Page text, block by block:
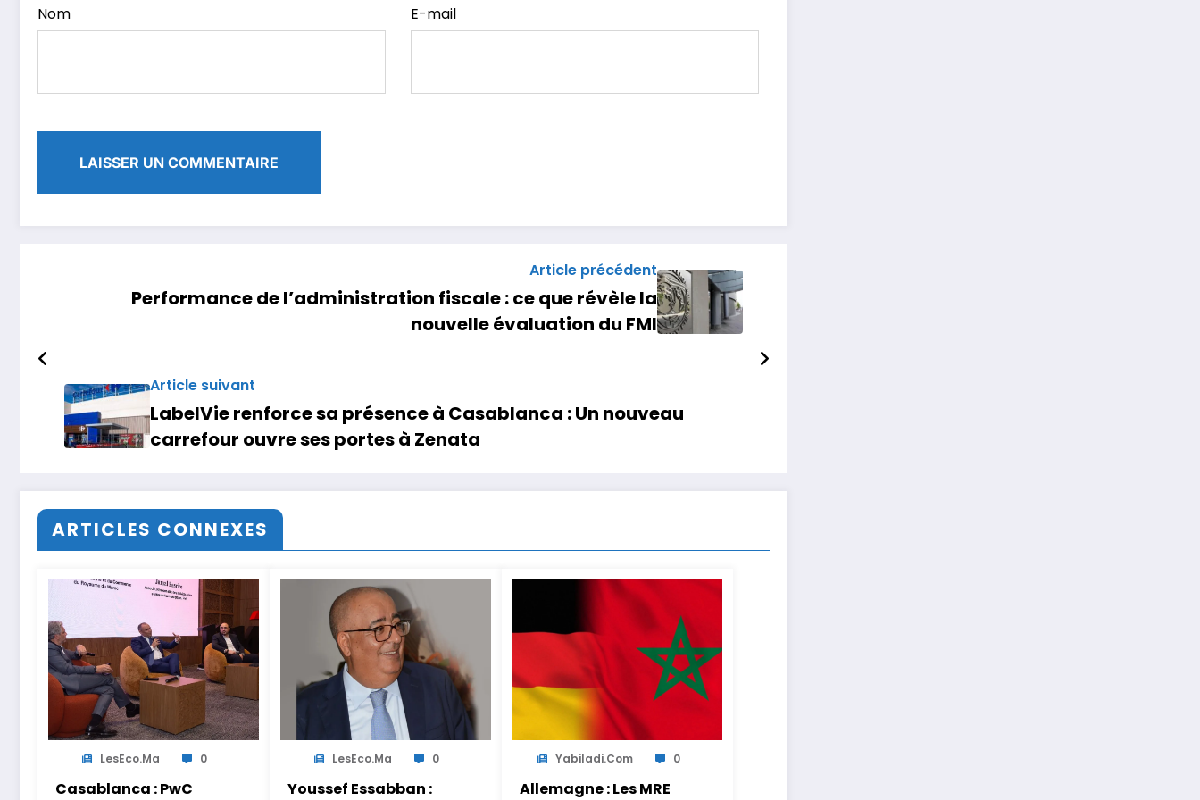
Nom E-mail
Article précédent
Performance de l’administration fiscale : ce que révèle la
nouvelle évaluation du FMI
Article suivant
LabelVie renforce sa présence à Casablanca : Un nouveau
carrefour ouvre ses portes à Zenata
ARTICLES CONNEXES
LesEco.ma 0
Casablanca : PwC
LesEco.ma 0
Youssef Essabban :
Yabiladi.com 0
Allemagne : Les MRE